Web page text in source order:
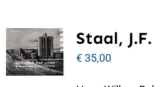
Staal, J.F.
€35,00